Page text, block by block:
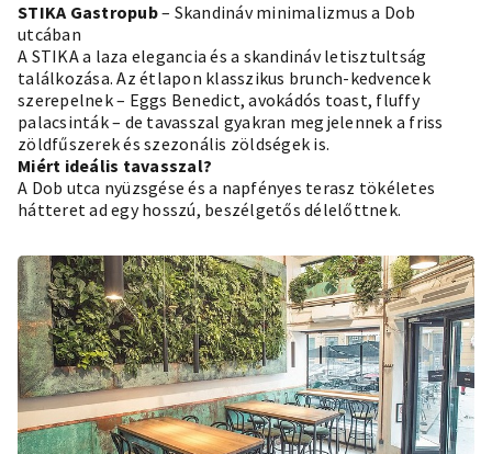
STIKA Gastropub– Skandináv minimalizmus a Dob
utcában
A STIKA a laza elegancia és a skandináv letisztultság
találkozása. Az étlapon klasszikus brunch-kedvencek
szerepelnek – Eggs Benedict, avokádós toast, fluffy
palacsinták – de tavasszal gyakran megjelennek a friss
zöldfűszerek és szezonális zöldségek is.
Miért ideális tavasszal?
A Dob utca nyüzsgése és a napfényes terasz tökéletes
hátteret ad egy hosszú, beszélgetős délelőttnek.